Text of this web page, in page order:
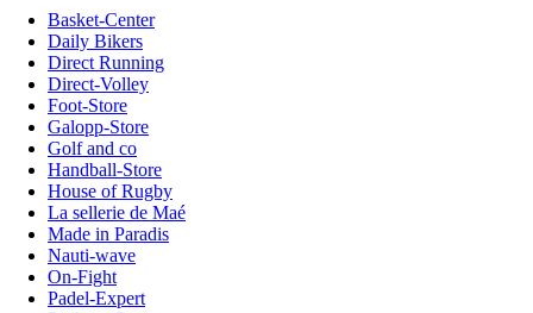
Basket-Center
Daily Bikers
Direct Running
Direct-Volley
Foot-Store
Galopp-Store
Golf and co
Handball-Store
House of Rugby
La sellerie de Maé
Made in Paradis
Nauti-wave
On-Fight
Padel-Expert